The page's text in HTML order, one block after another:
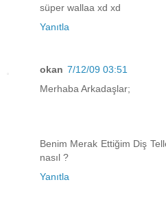
süper wallaa xd xd
Yanıtla
okan 7/12/09 03:51
Merhaba Arkadaşlar;
Benim Merak Ettiğim Diş
nasıl ?
Yanıtla